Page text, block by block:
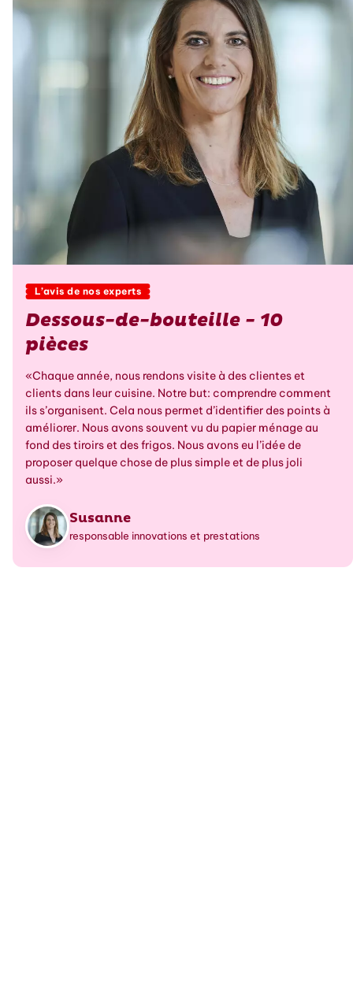
L’avis de nos experts
Dessous-de-bouteille - 10
pièces
«Chaque année, nous rendons visite à des clientes et
clients dans leur cuisine. Notre but: comprendre comment
ils s’organisent. Cela nous permet d’identifier des points à
améliorer. Nous avons souvent vu du papier ménage au
fond des tiroirs et des frigos. Nous avons eu l’idée de
proposer quelque chose de plus simple et de plus joli
aussi.»
Susanne
responsable innovations et prestations